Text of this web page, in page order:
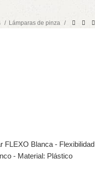
Lámparas de pinza